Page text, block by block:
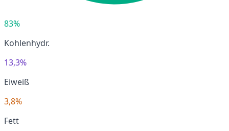
83%
Kohlenhydr.
13,3%
Eiweiß
3,8%
Fett